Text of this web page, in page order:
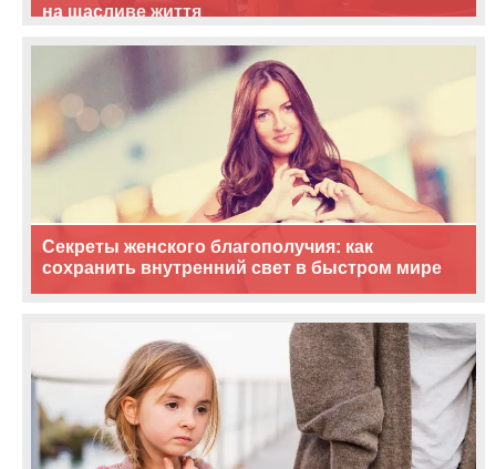
на щасливе життя
Секреты женского благополучия: как
сохранить внутренний свет в быстром мире